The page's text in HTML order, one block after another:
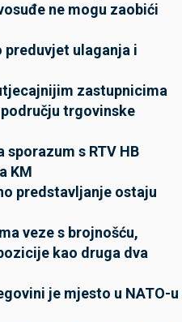
ne mogu zaobići
ulaganja i
zastupnicima
trgovinske
s RTV HB
KM
predstavljanje ostaju
veze s brojnošću,
kao druga dva
je mjesto u NATO-u